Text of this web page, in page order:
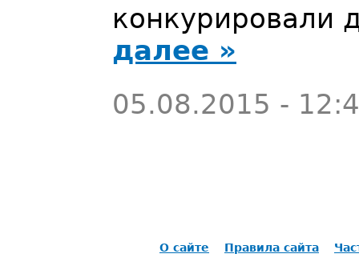
конкурировали
далее »
05.08.2015 -
О сайте Правила сайта